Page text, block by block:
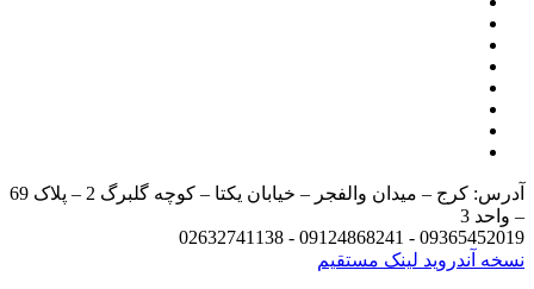
آدرس: کرج – میدان والفجر – خیابان یکتا – کوچه گلبرگ 2 – پلاک 69
3
09365452019 - 09124868241 -
آندرویدلینک مستقیم